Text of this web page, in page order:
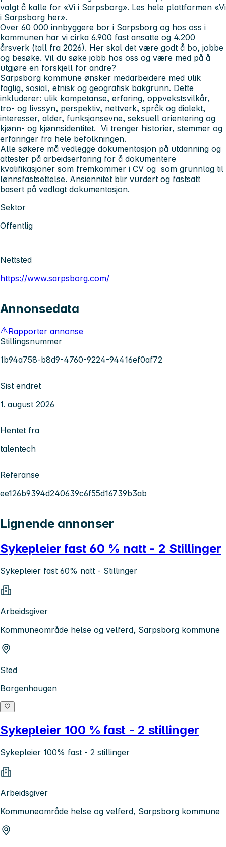
valgt å kalle for «Vi i Sarpsborg». Les hele plattformen «Vi
i Sarpsborg her».
Over 60 000 innbyggere bor i Sarpsborg og hos oss i
kommunen har vi cirka 6.900 fast ansatte og 4.200
årsverk (tall fra 2026). Her skal det være godt å bo, jobbe
og besøke. Vil du søke jobb hos oss og være med på å
utgjøre en forskjell for andre?
Sarpsborg kommune ønsker medarbeidere med ulik
faglig, sosial, etnisk og geografisk bakgrunn. Dette
inkluderer: ulik kompetanse, erfaring, oppvekstsvilkår,
tro- og livssyn, perspektiv, nettverk, språk og dialekt,
interesser, alder, funksjonsevne, seksuell orientering og
kjønn- og kjønnsidentitet. Vi trenger historier, stemmer og
erfaringer fra hele befolkningen.
Alle søkere må vedlegge dokumentasjon på utdanning og
attester på arbeidserfaring for å dokumentere
kvalifikasjoner som fremkommer i CV og som grunnlag til
lønnsfastsettelse. Ansiennitet blir vurdert og fastsatt
basert på vedlagt dokumentasjon.
Sektor
Offentlig
Nettsted
https://www.sarpsborg.com/
Annonsedata
Rapporter annonse
Stillingsnummer
1b94a758-b8d9-4760-9224-94416ef0af72
Sist endret
1. august 2026
Hentet fra
talentech
Referanse
ee126b9394d240639c6f55d16739b3ab
Lignende annonser
Sykepleier fast 60 % natt - 2 Stillinger
Sykepleier fast 60% natt - Stillinger
Arbeidsgiver
Kommuneområde helse og velferd, Sarpsborg kommune
Sted
Borgenhaugen
Sykepleier 100 % fast - 2 stillinger
Sykepleier 100% fast - 2 stillinger
Arbeidsgiver
Kommuneområde helse og velferd, Sarpsborg kommune